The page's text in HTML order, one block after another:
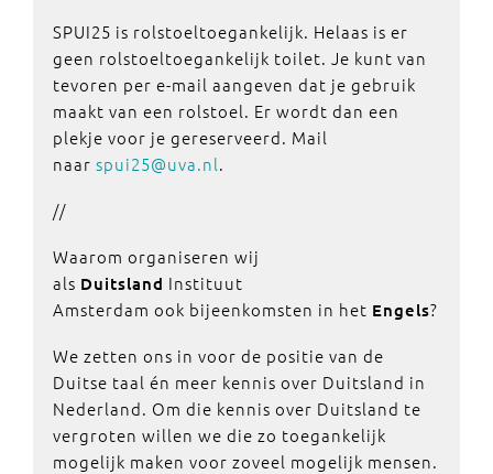
SPUI25 is rolstoeltoegankelijk. Helaas is er
geen rolstoeltoegankelijk toilet. Je kunt van
tevoren per e-mail aangeven dat je gebruik
maakt van een rolstoel. Er wordt dan een
plekje voor je gereserveerd. Mail
naar spui25@uva.nl.
//
Waarom organiseren wij
als Duitsland Instituut
Amsterdam ook bijeenkomsten in het Engels?
We zetten ons in voor de positie van de
Duitse taal én meer kennis over Duitsland in
Nederland. Om die kennis over Duitsland te
vergroten willen we die zo toegankelijk
mogelijk maken voor zoveel mogelijk mensen.